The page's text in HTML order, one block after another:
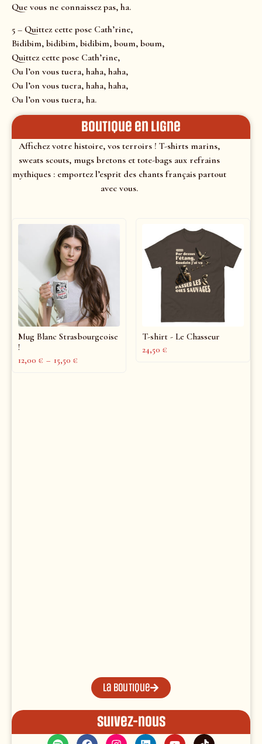
Que vous ne connaissez pas, ha.
5 – Quittez cette pose Cath’rine,
Bidibim, bidibim, bidibim, boum, boum,
Quittez cette pose Cath’rine,
Ou l’on vous tuera, haha, haha,
Ou l’on vous tuera, haha, haha,
Ou l’on vous tuera, ha.
Boutique en ligne
Affichez votre histoire, vos terroirs ! T-shirts marins,
sweats scouts, mugs bretons et tote-bags aux refrains
mythiques : emportez l’esprit des chants français partout
avec vous.
Mug Blanc Strasbourgeoise
!
12,00 € – 15,50 €
T-shirt - Le Chasseur
24,50 €
La boutique
Suivez-nous